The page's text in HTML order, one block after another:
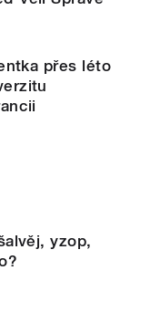
přes léto
yzop,